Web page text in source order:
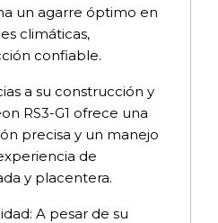
un agarre óptimo en
climáticas,
confiable.
a su construcción y
RS3-G1 ofrece una
precisa y un manejo
de
y placentera.
A pesar de su